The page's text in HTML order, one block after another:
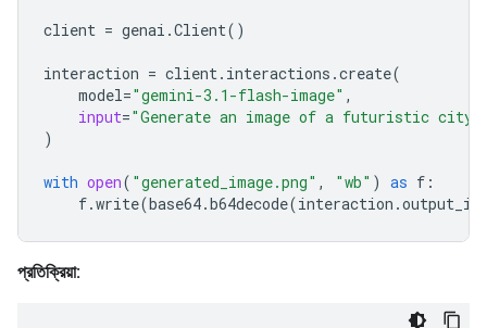
client = genai .Client()
interaction = client. interactions .create(
model="gemini-3.1-flash-image" ,
input="Generate an image of a futuristic city
)
with open( "generated_image.png" , "wb" ) as f :
f.write(base64.b64decode(interaction .
প্রতিক্রিয়া: